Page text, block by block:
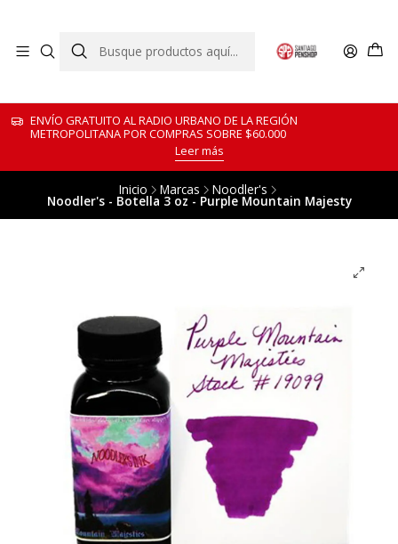
ENVÍO GRATUITO AL RADIO URBANO DE LA REGIÓN
METROPOLITANA POR COMPRAS SOBRE $60.000
Leer más
Inicio Marcas Noodler's
Noodler's - Botella 3 oz - Purple Mountain Majesty